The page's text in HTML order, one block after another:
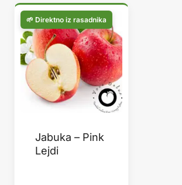
Jabuka – Pink
Lejdi